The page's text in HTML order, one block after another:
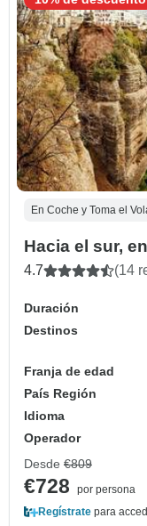
En Coche y Toma el
Hacia el sur,
4.7 (14
Duración
Destinos
Franja de edad
País Región
Idioma
Operador
Desde €809
€728
por persona
Regístrate para